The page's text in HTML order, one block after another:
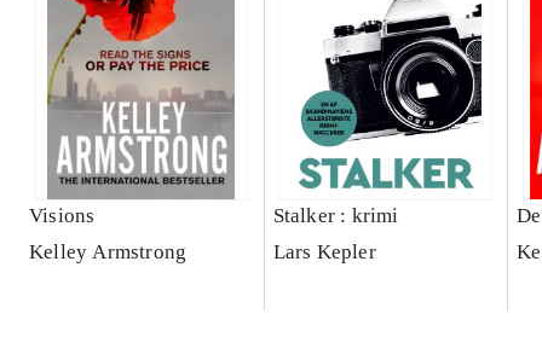
Visions
Kelley Armstrong
Stalker : krimi
Lars Kepler